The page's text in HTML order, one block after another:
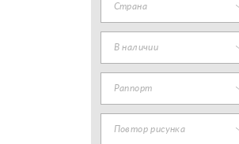
Страна
В наличии
Раппорт
Повтор рисунка